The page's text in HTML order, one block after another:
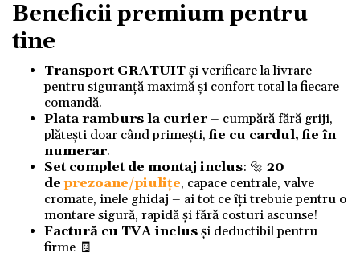
Beneficii premium pentru
tine
Transport GRATUITși verificare la livrare –
pentru siguranță maximă și confort total la fiecare
comandă.
Plata ramburs la curier– cumpără fără griji,
plătești doar când primești,fie cu cardul, fie în
numerar.
Set complet de montaj inclus: 🔩 20
deprezoane/piulițe, capace centrale, valve
cromate, inele ghidaj – ai tot ce îți trebuie pentru o
montare sigură, rapidă și fără costuri ascunse!
Factură cu TVA inclusși deductibil pentru
firme 🧾